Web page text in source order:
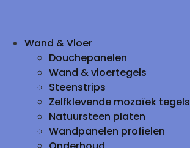
Wand & Vloer
Douchepanelen
Wand & vloertegels
Steenstrips
Zelfklevende mozaïek tegels
Natuursteen platen
Wandpanelen profielen